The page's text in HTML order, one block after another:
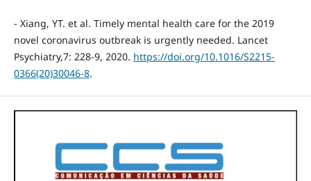
- Xiang, YT. et al. Timely mental health care for the 2019
novel coronavirus outbreak is urgently needed. Lancet
Psychiatry,7: 228-9, 2020. https://doi.org/10.1016/S2215-
0366(20)30046-8.